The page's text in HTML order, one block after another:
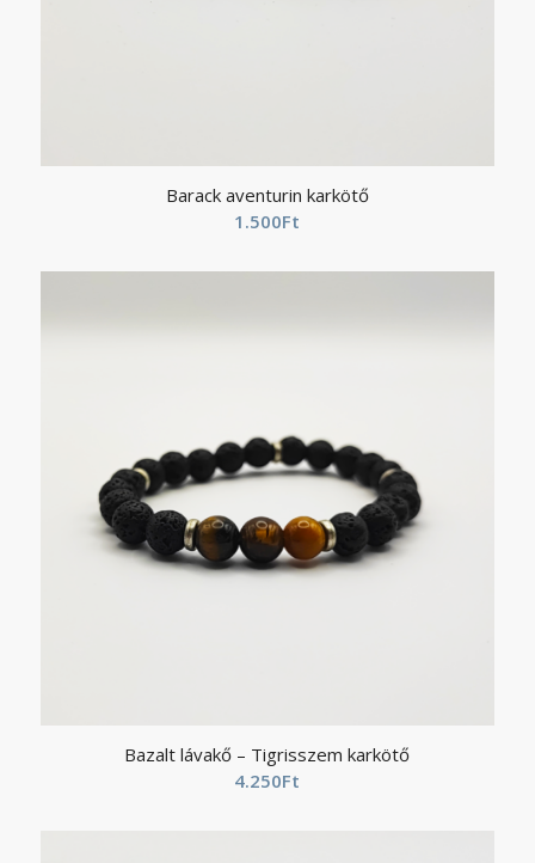
Barack aventurin karkötő
1.500Ft
Bazalt lávakő – Tigrisszem karkötő
4.250Ft